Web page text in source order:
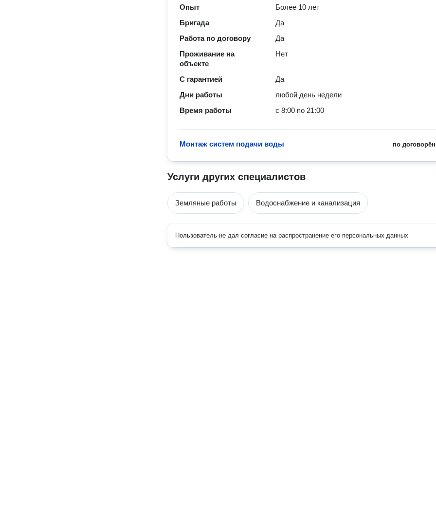
Опыт
Более 10 лет
Бригада
Да
Работа по договору
Да
Проживание на
объекте
Нет
С гарантией
Да
Дни работы
любой день недели
Время работы
с 8:00 по 21:00
по
Монтаж систем подачи воды
Услуги других специалистов
Земляные работы Водоснабжение и канализация
Пользователь не дал согласие на распространение его персональных данных